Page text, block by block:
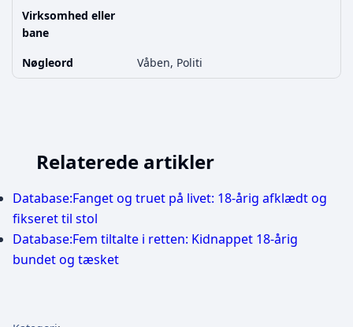
Virksomhed eller
bane
Nøgleord
Våben, Politi
Relaterede artikler
Database:Fanget og truet på livet: 18-årig afklædt og
fikseret til stol
Database:Fem tiltalte i retten: Kidnappet 18-årig
bundet og tæsket